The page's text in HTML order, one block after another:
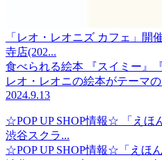
「レオ・レオニズ カフェ」開
寺店(202...
食べられる絵本 『スイミー』
レオ・レオニの絵本がテーマ
2024.9.13
☆POP UP SHOP情報☆ 「えほ
渋谷スクラ...
☆POP UP SHOP情報☆「えほ